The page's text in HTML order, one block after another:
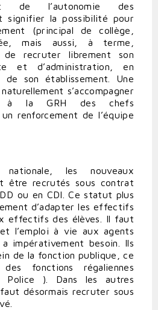
de l’autonomie des
signifier la possibilité pour
(principal de collège,
mais aussi, à terme,
de recruter librement son
et d’administration, en
son établissement. Une
s’accompagner
à la GRH des chefs
renforcement de l’équipe
nationale, les nouveaux
être recrutés sous contrat
ou en CDI. Ce statut plus
d’adapter les effectifs
effectifs des élèves. Il faut
l’emploi à vie aux agents
impérativement besoin. Ils
de la fonction publique, ce
fonctions régaliennes
Police ). Dans les autres
désormais recruter sous